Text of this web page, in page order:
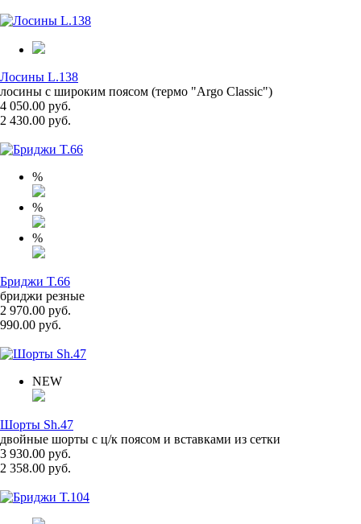
Лосины L.138
лосины с широким поясом (термо "Argo Classic")
4 050.00 руб.
2 430.00 руб.
%
%
%
Бриджи T.66
бриджи резные
2 970.00 руб.
990.00 руб.
NEW
Шорты Sh.47
двойные шорты с ц/к поясом и вставками из сетки
3 930.00 руб.
2 358.00 руб.